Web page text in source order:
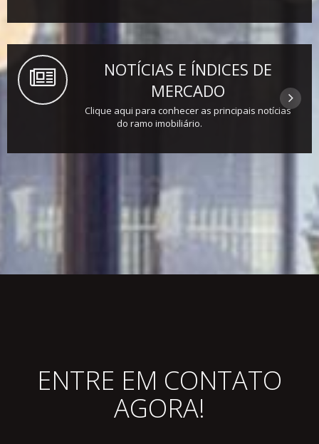
NOTÍCIAS E ÍNDICES DE
MERCADO
Clique aqui para conhecer as principais notícias
do ramo imobiliário.
ENTRE EM CONTATO
AGORA!